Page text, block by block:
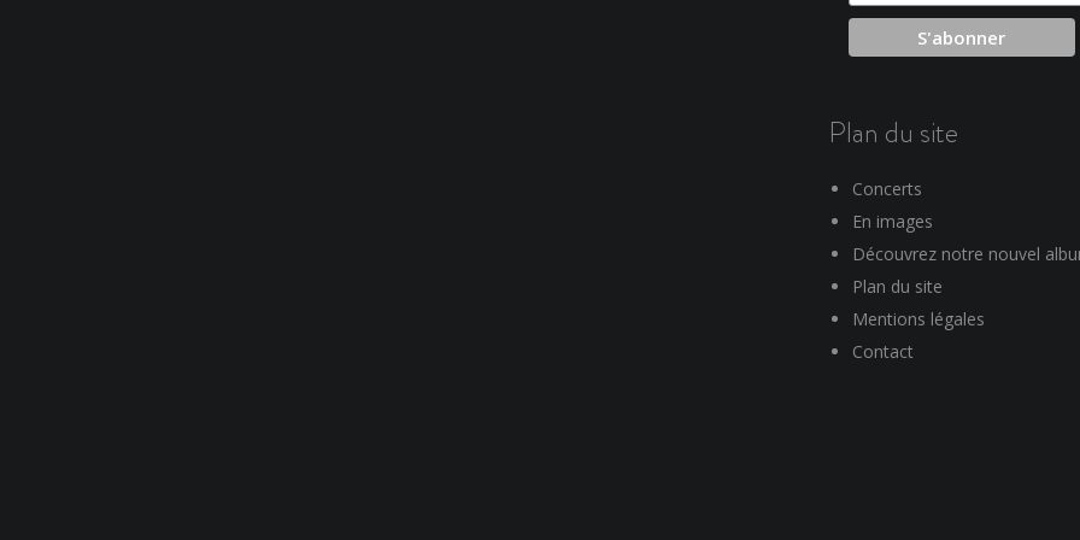
Plan du site
Concerts
En images
Découvrez notre nouvel
Plan du site
Mentions légales
Contact